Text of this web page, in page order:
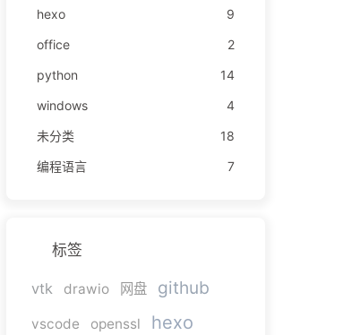
hexo
9
office
2
python
14
windows
4
未分类
18
编程语言
7
标签
vtk drawio 网盘 github
vscode openssl hexo